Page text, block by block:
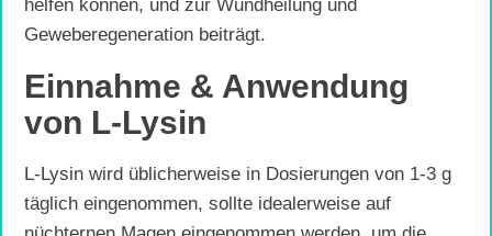
helfen können, und zur Wundheilung und
Geweberegeneration beiträgt.
Einnahme & Anwendung
von L-Lysin
L-Lysin wird üblicherweise in Dosierungen von 1-3 g
täglich eingenommen, sollte idealerweise auf